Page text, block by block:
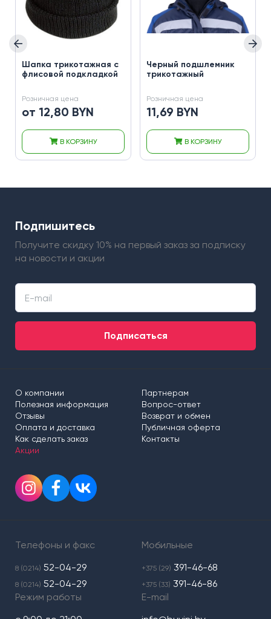
Шапка трикотажная с
флисовой подкладкой
Розничная цена
от 12,80 BYN
В КОРЗИНУ
Черный подшлемник
трикотажный
Розничная цена
11,69 BYN
В КОРЗИНУ
Подпишитесь
Получите скидку 10% на первый заказ за подписку
на новости и акции
Подписаться
О компании
Партнерам
Полезная информация
Вопрос-ответ
Отзывы
Возврат и обмен
Оплата и доставка
Публичная оферта
Как сделать заказ
Контакты
Акции
Телефоны и факс
8 (0214) 52-04-29
8 (0214) 52-04-29
Мобильные
+375 (29) 391-46-68
+375 (33) 391-46-86
Режим работы
E-mail